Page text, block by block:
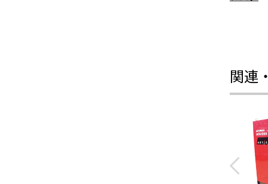
関連